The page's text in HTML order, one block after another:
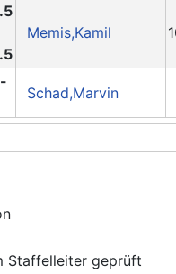
Memis,Kamil
Schad,Marvin
Staffelleiter geprüft